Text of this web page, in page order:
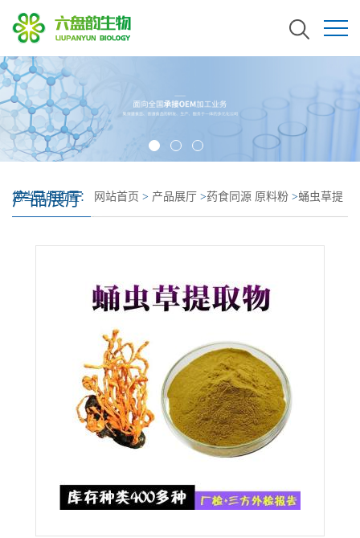
产品展厅
您当前的位置： 网站首页 > 产品展厅 >药食同源 原料粉 >蛹虫草提